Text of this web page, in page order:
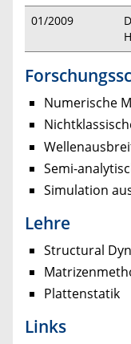
01/2009
Numerische
Semi-
Simulation
Lehre
Structural
Plattenstatik
Links